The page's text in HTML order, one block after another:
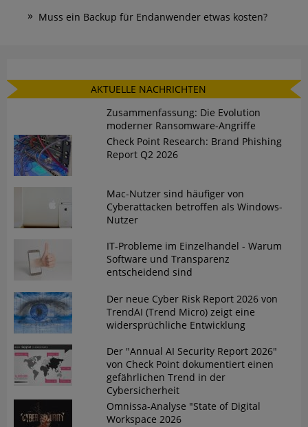
Muss ein Backup für Endanwender etwas kosten?
AKTUELLE NACHRICHTEN
Zusammenfassung: Die Evolution
moderner Ransomware-Angriffe
Check Point Research: Brand Phishing
Report Q2 2026
Mac-Nutzer sind häufiger von
Cyberattacken betroffen als Windows-
Nutzer
IT-Probleme im Einzelhandel - Warum
Software und Transparenz
entscheidend sind
Der neue Cyber Risk Report 2026 von
TrendAI (Trend Micro) zeigt eine
widersprüchliche Entwicklung
Der "Annual AI Security Report 2026"
von Check Point dokumentiert einen
gefährlichen Trend in der
Cybersicherheit
Omnissa-Analyse "State of Digital
Workspace 2026